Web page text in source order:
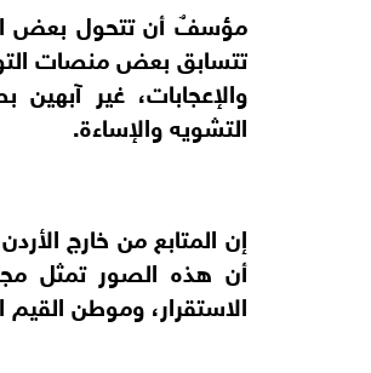
مؤسفٌ أن تتحول بعض
تتسابق بعض منصات
والإعجابات، غير
التشويه والإساءة.
إن المتابع من خارج
أن هذه الصور تمثل
الاستقرار، وموطن القيم